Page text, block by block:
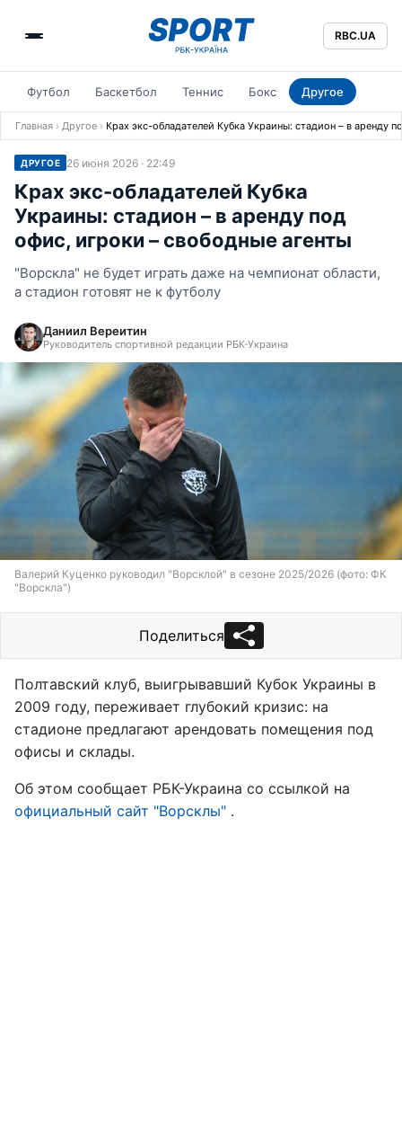
RBC.UA
Футбол Баскетбол Теннис Бокс Другое
Главная › Другое › Крах экс-обладателей Кубка Украины: стадион – в аренду
ДРУГОЕ 26 июня 2026 · 22:49
Крах экс-обладателей Кубка
Украины: стадион – в аренду под
офис, игроки – свободные агенты
"Ворскла" не будет играть даже на чемпионат области,
а стадион готовят не к футболу
Даниил Вереитин
Руководитель спортивной редакции РБК-Украина
Валерий Куценко руководил "Ворсклой" в сезоне 2025/2026 (фото: ФК
"Ворскла")
Поделиться
Полтавский клуб, выигрывавший Кубок Украины в
2009 году, переживает глубокий кризис: на
стадионе предлагают арендовать помещения под
офисы и склады.
Об этом сообщает РБК-Украина со ссылкой на
официальный сайт "Ворсклы" .